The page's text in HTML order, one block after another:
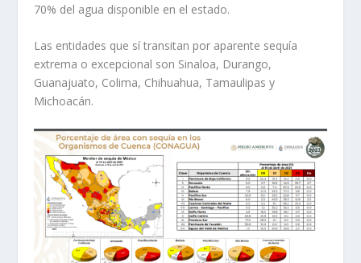
70% del agua disponible en el estado.
Las entidades que sí transitan por aparente sequía
extrema o excepcional son Sinaloa, Durango,
Guanajuato, Colima, Chihuahua, Tamaulipas y
Michoacán.